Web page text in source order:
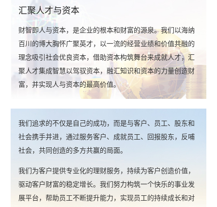
汇聚人才与资本
财智即人与资本，是企业的根本和财富的源泉。我们以海纳
百川的博大胸怀广聚英才，以一流的经营业绩和价值共融的
理念吸引社会优良资本，借助资本构筑舞台来成就人才，汇
聚人才集成智慧以驾驭资本，融汇知识和资本的力量创造财
富，并实现人与资本的最高价值。
我们追求的不仅是自己的成功，而是与客户、员工、股东和
社会携手并进，通过服务客户、成就员工、回报股东，反哺
社会，共同创造的多方共赢的局面。
我们为客户提供专业化的理财服务，持续为客户创造价值，
驱动客户财富的稳定增长。我们努力构筑一个快乐的事业发
展平台，帮助员工不断提升能力，实现员工的持续成长和对